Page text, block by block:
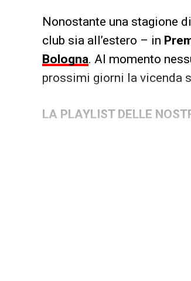
Nonostante una stagione
club sia all’estero – in
Bologna. Al momento
prossimi giorni la vicenda
LA PLAYLIST DELLE